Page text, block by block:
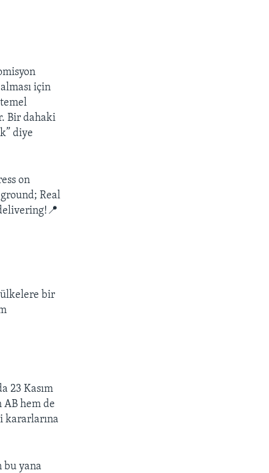
için
Bir dahaki
diye
on
Real
ülkelere bir
23 Kasım
hem de
kararlarına
bu yana